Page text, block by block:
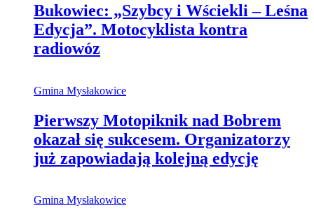
Bukowiec: „Szybcy i Wściekli – Leśna
Edycja”. Motocyklista kontra
radiowóz
Gmina Mysłakowice
Pierwszy Motopiknik nad Bobrem
okazał się sukcesem. Organizatorzy
już zapowiadają kolejną edycję
Gmina Mysłakowice